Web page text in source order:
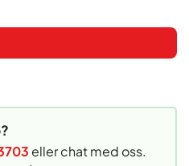
eller chat med oss.